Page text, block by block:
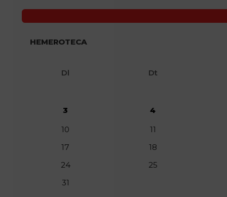
HEMEROTECA
Dl Dt
3
4
10
11
17
18
24
25
31